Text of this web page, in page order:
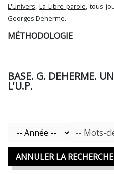
L'Univers, La Libre parole, tous
Georges Deherme.
MÉTHODOLOGIE
BASE. G. DEHERME.
L'U.P.
Année Mots Clefs
-- Mots-
ANNULER LA RECHERCHE